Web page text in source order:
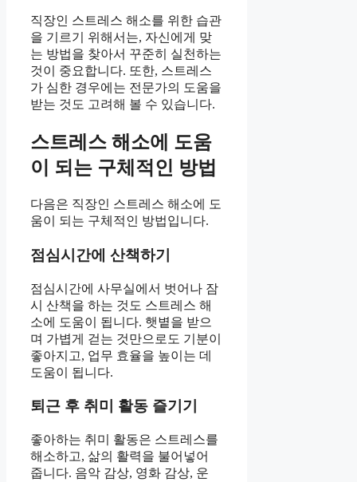
직장인 스트레스 해소를 위한 습관
을 기르기 위해서는, 자신에게 맞
는 방법을 찾아서 꾸준히 실천하는
것이 중요합니다. 또한, 스트레스
가 심한 경우에는 전문가의 도움을
받는 것도 고려해 볼 수 있습니다.
스트레스 해소에 도움
이 되는 구체적인 방법
다음은 직장인 스트레스 해소에 도
움이 되는 구체적인 방법입니다.
점심시간에 산책하기
점심시간에 사무실에서 벗어나 잠
시 산책을 하는 것도 스트레스 해
소에 도움이 됩니다. 햇볕을 받으
며 가볍게 걷는 것만으로도 기분이
좋아지고, 업무 효율을 높이는 데
도움이 됩니다.
퇴근 후 취미 활동 즐기기
좋아하는 취미 활동은 스트레스를
해소하고, 삶의 활력을 불어넣어
줍니다. 음악 감상, 영화 감상, 운